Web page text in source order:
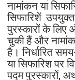
नामांकन या
सिफारिशें उपयुक्त
पुरस्कारों के लिए
चुकी हैं और
है। निर्धारित
या सिफारिश पर
पद्म पुरस्कारों,